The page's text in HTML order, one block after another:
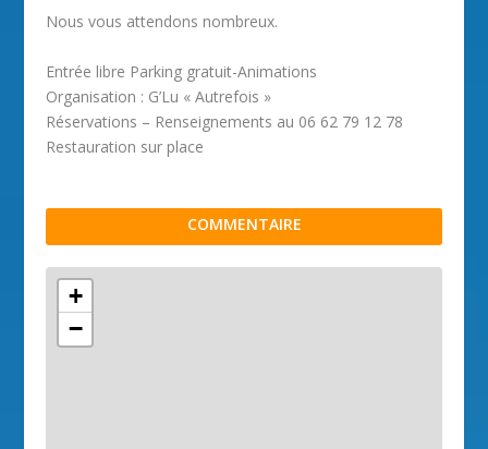
Nous vous attendons nombreux.
Entrée libre Parking gratuit-Animations
Organisation : G’Lu « Autrefois »
Réservations – Renseignements au 06 62 79 12 78
Restauration sur place
COMMENTAIRE
+
−